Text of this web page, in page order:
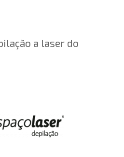
a laser do